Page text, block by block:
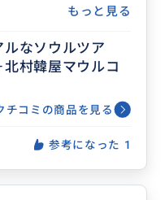
もっと見る
なソウルツア
村韓屋マウルコ
チコミの商品を見る
参考になった 1